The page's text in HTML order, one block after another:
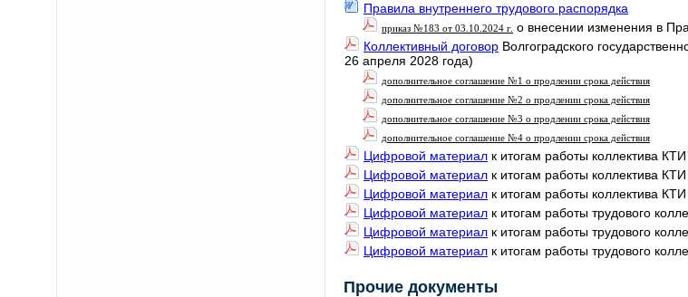
Правила внутреннего трудового распорядка
приказ №183 от 03.10.2024 г. о внесении изменения в
Коллективный договор Волгоградского
26 апреля 2028 года)
дополнительное соглашение №1 о продлении срока действия
дополнительное соглашение №2 о продлении срока действия
дополнительное соглашение №3 о продлении срока действия
дополнительное соглашение №4 о продлении срока действия
Цифровой материал к итогам работы коллектива
Цифровой материал к итогам работы коллектива
Цифровой материал к итогам работы коллектива
Цифровой материал к итогам работы трудового
Цифровой материал к итогам работы трудового
Цифровой материал к итогам работы трудового
Прочие документы